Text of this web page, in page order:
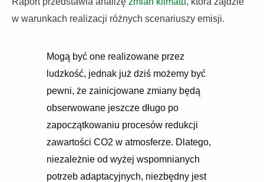
w warunkach realizacji różnych scenariuszy emisji.
Mogą być one realizowane przez
ludzkość, jednak już dziś możemy być
pewni, że zainicjowane zmiany będą
obserwowane jeszcze długo po
zapoczątkowaniu procesów redukcji
zawartości CO2 w atmosferze. Dlatego,
niezależnie od wyżej wspomnianych
potrzeb adaptacyjnych, niezbędny jest